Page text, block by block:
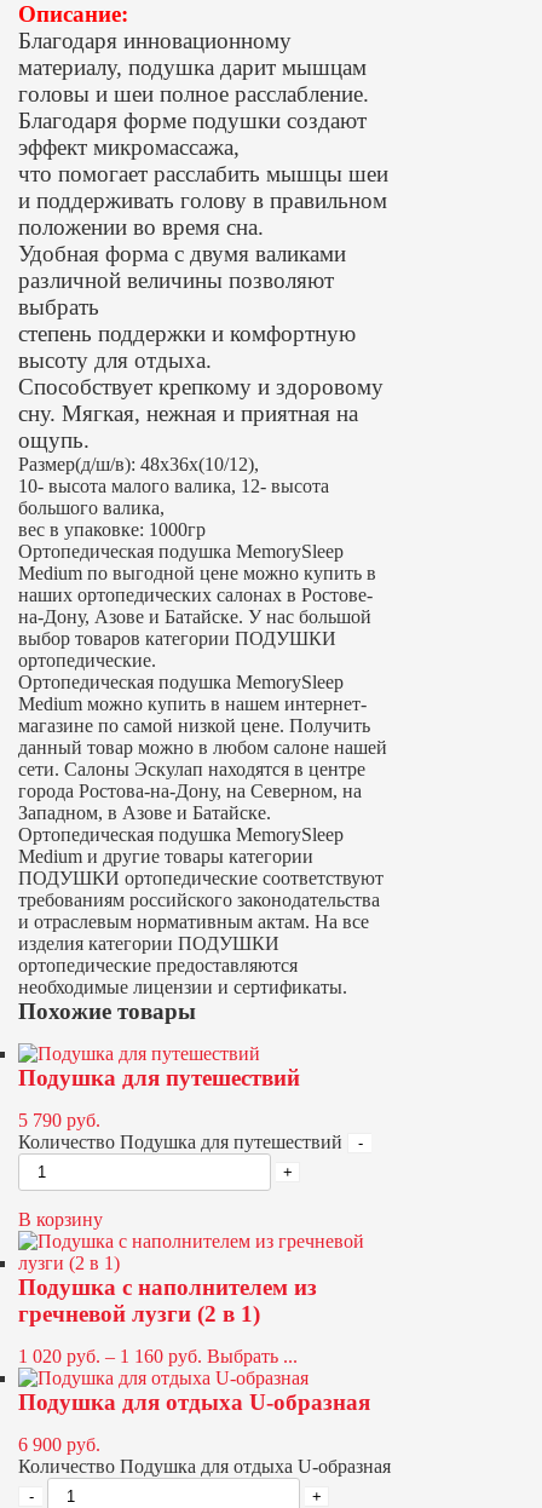
Описание:
Благодаря инновационному
материалу, подушка дарит мышцам
головы и шеи полное расслабление.
Благодаря форме подушки создают
эффект микромассажа,
что помогает расслабить мышцы шеи
и поддерживать голову в правильном
положении во время сна.
Удобная форма с двумя валиками
различной величины позволяют
выбрать
степень поддержки и комфортную
высоту для отдыха.
Cпособствует крепкому и здоровому
сну. Мягкая, нежная и приятная на
ощупь.
Размер(д/ш/в): 48x36x(10/12),
10- высота малого валика, 12- высота
большого валика,
вес в упаковке: 1000гр
Ортопедическая подушка MemorySleep
Medium по выгодной цене можно купить в
наших ортопедических салонах в Ростове-
на-Дону, Азове и Батайске. У нас большой
выбор товаров категории ПОДУШКИ
ортопедические.
Ортопедическая подушка MemorySleep
Medium можно купить в нашем интернет-
магазине по самой низкой цене. Получить
данный товар можно в любом салоне нашей
сети. Салоны Эскулап находятся в центре
города Ростова-на-Дону, на Северном, на
Западном, в Азове и Батайске.
Ортопедическая подушка MemorySleep
Medium и другие товары категории
ПОДУШКИ ортопедические соответствуют
требованиям российского законодательства
и отраслевым нормативным актам. На все
изделия категории ПОДУШКИ
ортопедические предоставляются
необходимые лицензии и сертификаты.
Похожие товары
Подушка для путешествий
5 790 руб.
Количество Подушка для путешествий
В корзину
Подушка с наполнителем из
гречневой лузги (2 в 1)
1 020 руб. – 1 160 руб. Выбрать ...
Подушка для отдыха U-образная
6 900 руб.
Количество Подушка для отдыха U-образная